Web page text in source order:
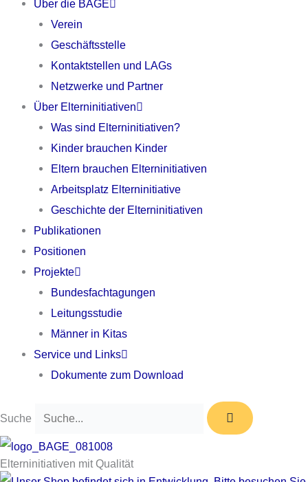
Über die BAGE
Verein
Geschäftsstelle
Kontaktstellen und LAGs
Netzwerke und Partner
Über Elterninitiativen
Was sind Elterninitiativen?
Kinder brauchen Kinder
Eltern brauchen Elterninitiativen
Arbeitsplatz Elterninitiative
Geschichte der Elterninitiativen
Publikationen
Positionen
Projekte
Bundesfachtagungen
Leitungsstudie
Männer in Kitas
Service und Links
Dokumente zum Download
Suche
Elterninitiativen mit Qualität